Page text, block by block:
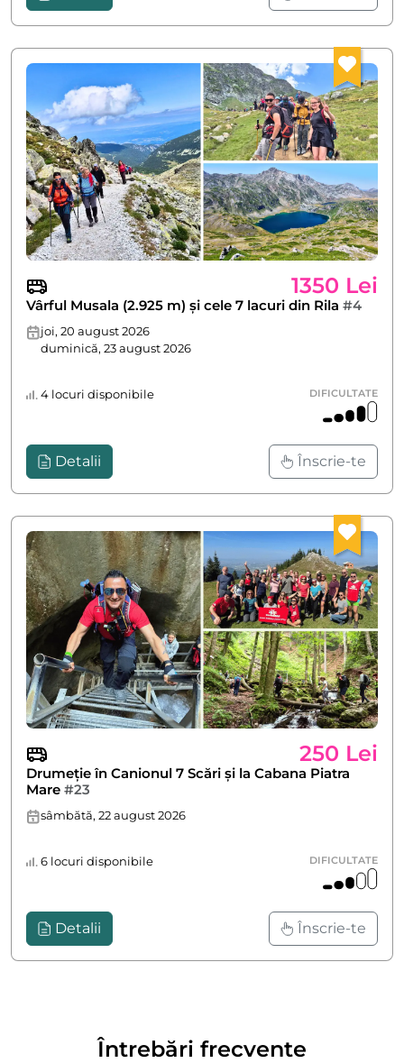
1350 Lei
Vârful Musala (2.925 m) și cele 7 lacuri din Rila #4
joi, 20 august 2026
duminică, 23 august 2026
4 locuri disponibile DIFICULTATE
Detalii Înscrie-te
250 Lei
Drumeție în Canionul 7 Scări și la Cabana Piatra
Mare #23
sâmbătă, 22 august 2026
6 locuri disponibile DIFICULTATE
Detalii Înscrie-te
Întrebări frecvente